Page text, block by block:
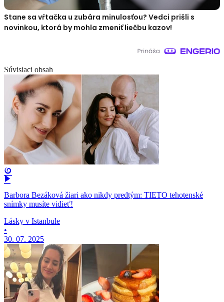
Stane sa vŕtačka u zubára minulosťou? Vedci prišli s
novinkou, ktorá by mohla zmeniť liečbu kazov!
Súvisiaci obsah
Barbora Bezáková žiari ako nikdy predtým: TIETO tehotenské
snímky musíte vidieť!
Lásky v Istanbule
•
30. 07. 2025